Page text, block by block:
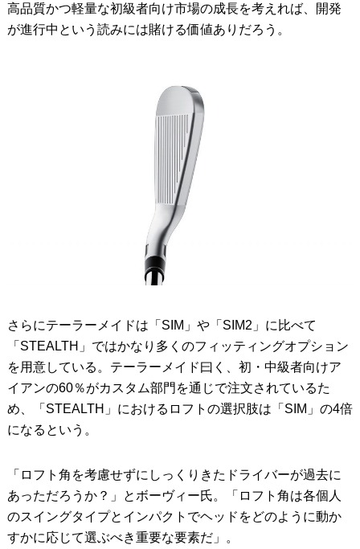
高品質かつ軽量な初級者向け市場の成長を考えれば、開発
が進行中という読みには賭ける価値ありだろう。
さらにテーラーメイドは「SIM」や「SIM2」に比べて
「STEALTH」ではかなり多くのフィッティングオプション
を用意している。テーラーメイド曰く、初・中級者向けア
イアンの60％がカスタム部門を通じで注文されているた
め、「STEALTH」におけるロフトの選択肢は「SIM」の4倍
になるという。
「ロフト角を考慮せずにしっくりきたドライバーが過去に
あっただろうか？」とボーヴィー氏。「ロフト角は各個人
のスイングタイプとインパクトでヘッドをどのように動か
すかに応じて選ぶべき重要な要素だ」。